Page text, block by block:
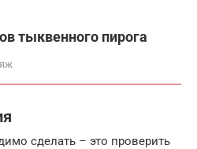
тыквенного пирога
сделать – это проверить